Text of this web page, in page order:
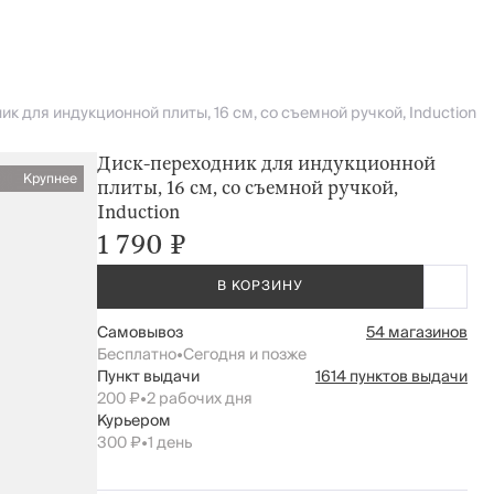
для индукционной плиты, 16 см, со съемной ручкой, Induction
Крупнее
Диск-переходник для индукционной
плиты, 16 см, со съемной ручкой,
Induction
1 790 ₽
В КОРЗИНУ
Самовывоз
54 магазинов
Бесплатно•Сегодня и позже
Пункт выдачи
1614 пунктов выдачи
200 ₽•2 рабочих дня
Курьером
300 ₽•1 день